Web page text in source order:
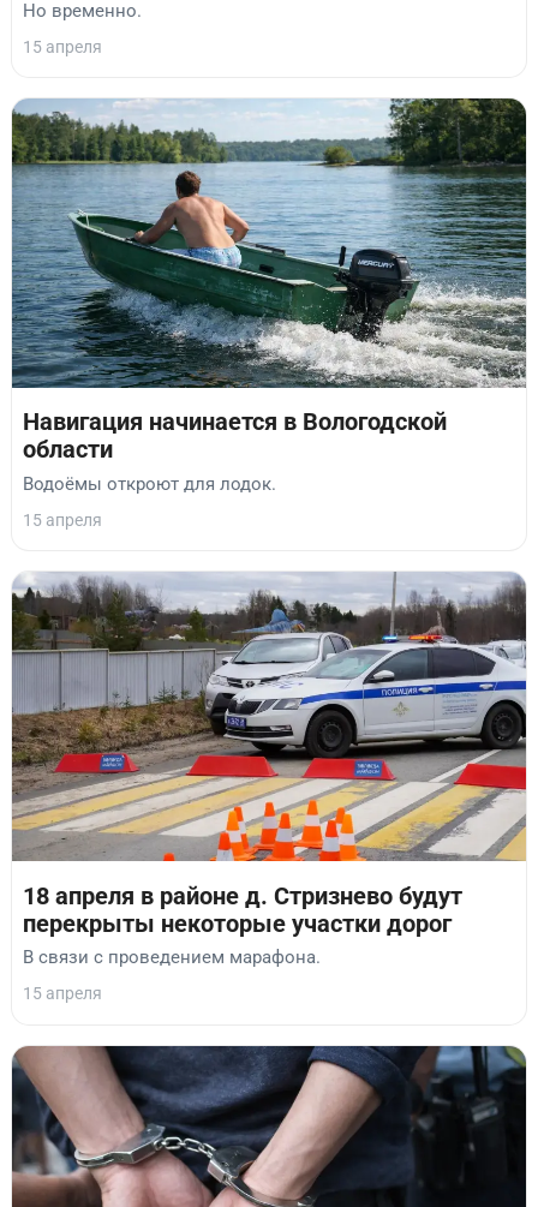
Но временно.
15 апреля
Навигация начинается в Вологодской
области
Водоёмы откроют для лодок.
15 апреля
18 апреля в районе д. Стризнево будут
перекрыты некоторые участки дорог
В связи с проведением марафона.
15 апреля